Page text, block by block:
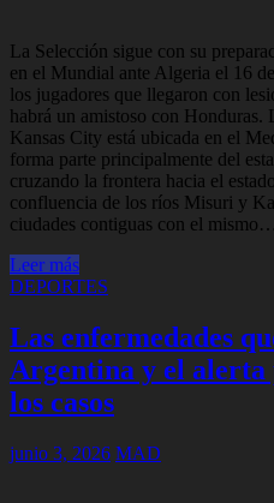
La Selección sigue con su
en el Mundial ante Algeria el 16
los jugadores que llegaron con
habrá un amistoso con Honduras.
Kansas City está ubicada en el
forma parte principalmente del
cruzando la frontera hacia el
confluencia de los ríos Misuri y
ciudades contiguas con el mismo…
Leer más
DEPORTES
Las enfermedades
Argentina y el alerta
los casos
junio 3, 2026 MAD